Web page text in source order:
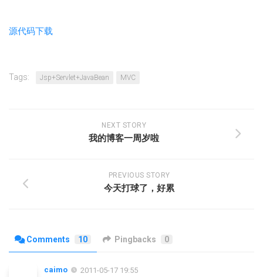
源代码下载
Tags: Jsp+Servlet+JavaBean MVC
NEXT STORY
我的博客一周岁啦
PREVIOUS STORY
今天打球了，好累
Comments 10 Pingbacks 0
caimo
2011-05-17 19:55